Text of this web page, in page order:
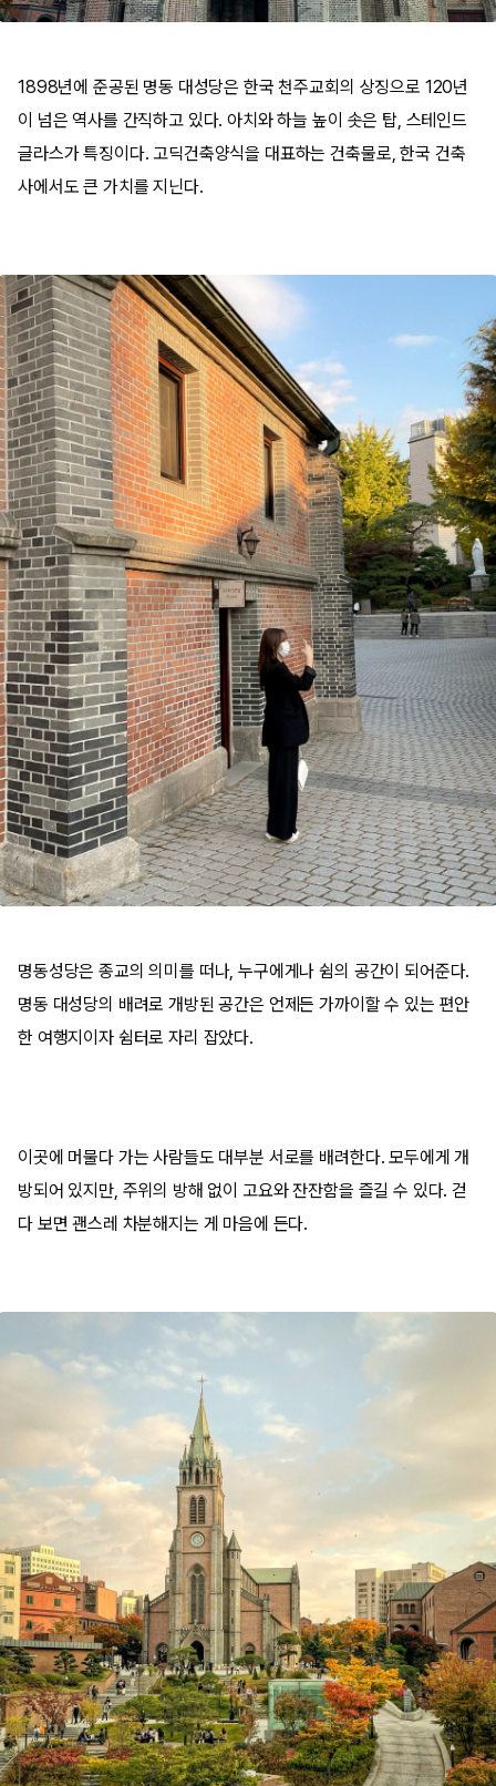
1898년에 준공된 명동 대성당은 한국 천주교회의 상징으로 120년
이 넘은 역사를 간직하고 있다. 아치와 하늘 높이 솟은 탑, 스테인드
글라스가 특징이다. 고딕건축양식을 대표하는 건축물로, 한국 건축
사에서도 큰 가치를 지닌다.
명동성당은 종교의 의미를 떠나, 누구에게나 쉼의 공간이 되어준다.
명동 대성당의 배려로 개방된 공간은 언제든 가까이할 수 있는 편안
한 여행지이자 쉼터로 자리 잡았다.
이곳에 머물다 가는 사람들도 대부분 서로를 배려한다. 모두에게 개
방되어 있지만, 주위의 방해 없이 고요와 잔잔함을 즐길 수 있다. 걷
다 보면 괜스레 차분해지는 게 마음에 든다.